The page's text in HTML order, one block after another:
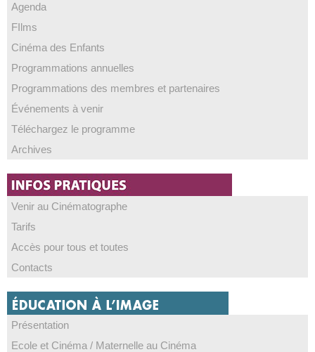
Agenda
FIlms
Cinéma des Enfants
Programmations annuelles
Programmations des membres et partenaires
Événements à venir
Téléchargez le programme
Archives
Venir au Cinématographe
Tarifs
Accès pour tous et toutes
Contacts
Présentation
Ecole et Cinéma / Maternelle au Cinéma